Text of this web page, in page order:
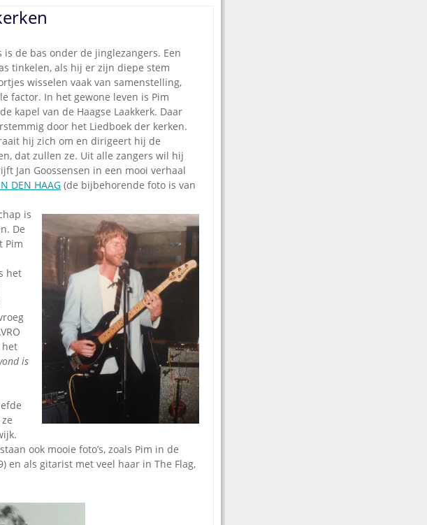
Pepper & Tanner in
Top Format in
pictures
Dik Voormekaar in
foto’s
is de bas onder de jinglezangers. Een
tinkelen, als hij er zijn diepe stem
wisselen vaak van samenstelling,
factor. In het gewone leven is Pim
kapel van de Haagse Laakkerk. Daar
door het Liedboek der kerken.
hij zich om en dirigeert hij de
dat zullen ze. Uit alle zangers wil hij
Jan Goossensen in een mooi verhaal
DEN HAAG (de bijbehorende foto is van
is
De
Pim
het
het
is
ook mooie foto’s, zoals Pim in de
en als gitarist met veel haar in The Flag,